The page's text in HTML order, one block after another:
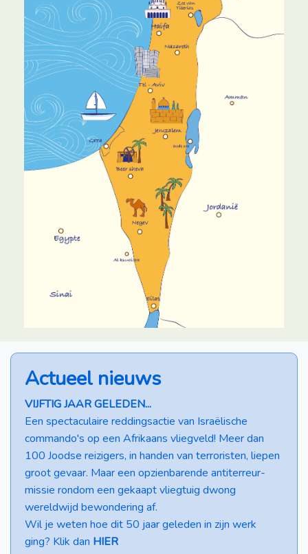
Actueel nieuws
VIJFTIG JAAR GELEDEN...
Een spectaculaire reddingsactie van Israëlische
commando's op een Afrikaans vliegveld! Meer dan
100 Joodse reizigers, in handen van terroristen, liepen
groot gevaar. Maar een opzienbarende antiterreur-
missie rondom een gekaapt vliegtuig dwong
wereldwijd bewondering af.
Wil je weten hoe dit 50 jaar geleden in zijn werk
ging? Klik dan HIER